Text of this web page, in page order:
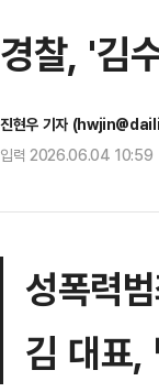
경찰, '김
진현우 기자
입력 2026.06.04
성폭력
김 대표,